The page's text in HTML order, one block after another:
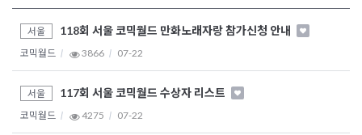
서울 118회 서울 코믹월드 만화노래자랑 참가신청 안내
코믹월드 3866 07-22
서울 117회 서울 코믹월드 수상자 리스트
코믹월드 4275 07-22